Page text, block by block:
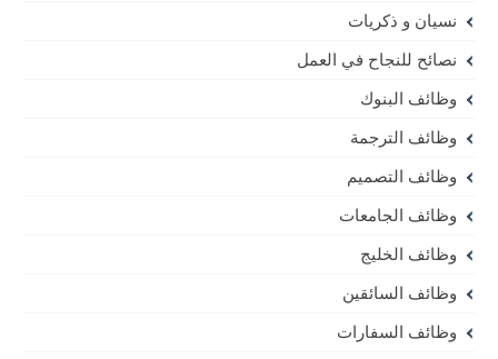
نسيان و ذكريات
نصائح للنجاح في العمل
وظائف البنوك
وظائف الترجمة
وظائف التصميم
وظائف الجامعات
وظائف الخليج
وظائف السائقين
وظائف السفارات